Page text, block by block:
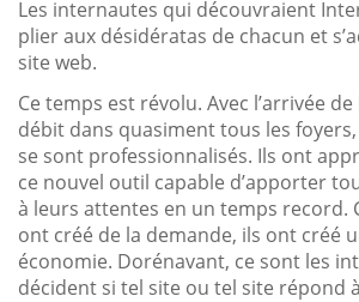
Les internautes qui découvraient
plier aux désidératas de chacun et
site web.
Ce temps est révolu. Avec l’arrivée
débit dans quasiment tous les
se sont professionnalisés. Ils ont
ce nouvel outil capable d’apporter
à leurs attentes en un temps record.
ont créé de la demande, ils ont créé
économie. Dorénavant, ce sont les
décident si tel site ou tel site répond